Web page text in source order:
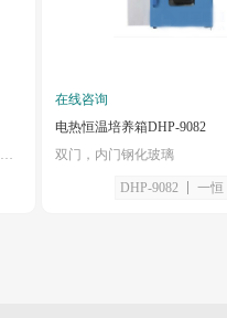
双列八孔，不锈钢内胆、高精度微电脑控制
在线咨询
电热恒温培养箱DHP-9082
双门，内门钢化玻璃
DHP-9082 一恒